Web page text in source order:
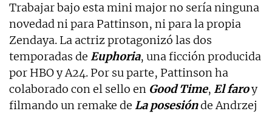
Trabajar bajo esta mini major no sería ninguna
novedad ni para Pattinson, ni para la propia
Zendaya. La actriz protagonizó las dos
temporadas de Euphoria, una ficción producida
por HBO y A24. Por su parte, Pattinson ha
colaborado con el sello en Good Time, El faroy
filmando un remake de La posesiónde Andrzej